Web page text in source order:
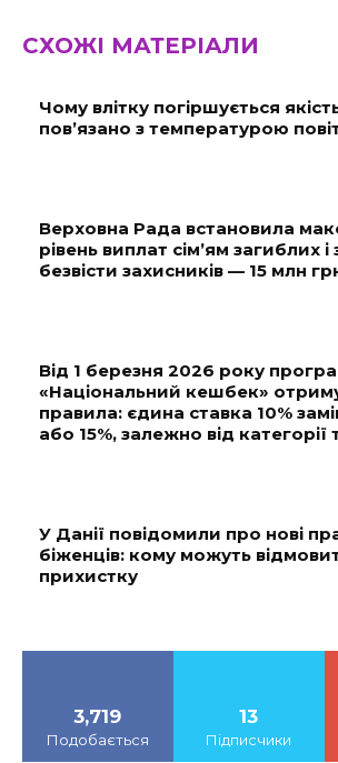
СХОЖІ МАТЕРІАЛИ
Чому влітку погіршується
пов’язано з температурою
Верховна Рада встановила
рівень виплат сім’ям загиблих
безвісти захисників — 15 млн
Від 1 березня 2026 року
«Національний кешбек»
правила: єдина ставка 10%
або 15%, залежно від категорії
У Данії повідомили про нові
біженців: кому можуть
прихистку
3,719
Подобається
13
Підписчики